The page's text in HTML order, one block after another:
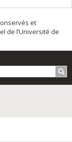
et
de l’Université de